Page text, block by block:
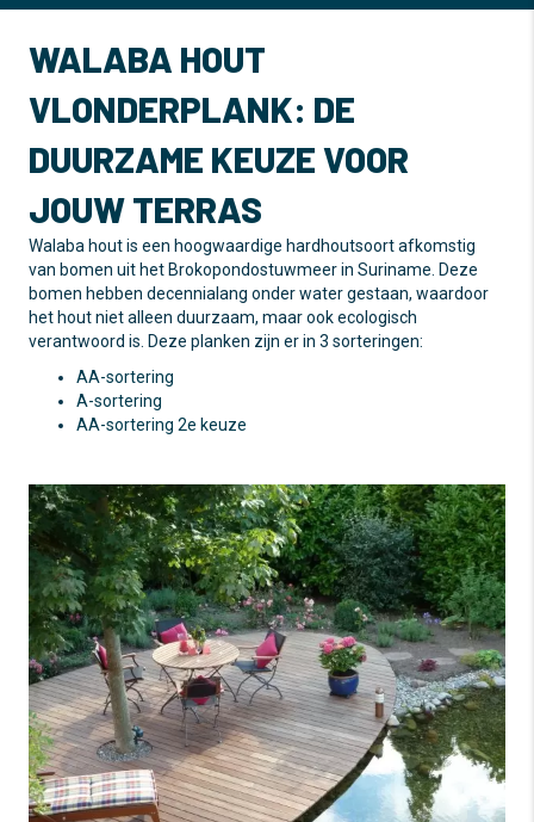
WALABA HOUT
VLONDERPLANK: DE
DUURZAME KEUZE VOOR
JOUW TERRAS
Walaba hout is een hoogwaardige hardhoutsoort afkomstig
van bomen uit het Brokopondostuwmeer in Suriname. Deze
bomen hebben decennialang onder water gestaan, waardoor
het hout niet alleen duurzaam, maar ook ecologisch
verantwoord is. Deze planken zijn er in 3 sorteringen:
AA-sortering
A-sortering
AA-sortering 2e keuze